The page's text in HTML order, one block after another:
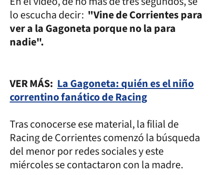
lo escucha decir: "Vine de Corrientes para
ver a la Gagoneta porque no la para
nadie".
VER MÁS: La Gagoneta: quién es el niño
correntino fanático de Racing
Tras conocerse ese material, la filial de
Racing de Corrientes comenzó la búsqueda
del menor por redes sociales y este
miércoles se contactaron con la madre.